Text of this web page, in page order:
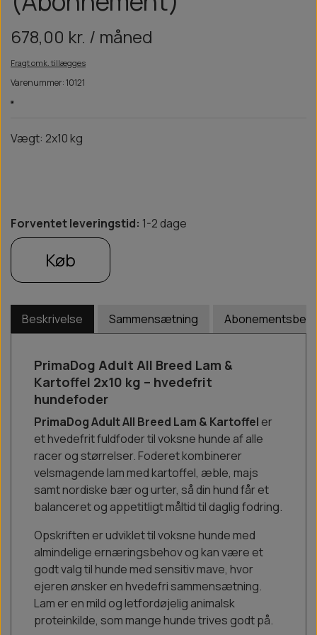
678,00 kr. / måned
Fragt omk. tillægges
Varenummer: 10121
Vægt: 2x10 kg
Forventet leveringstid: 1-2 dage
Køb
Beskrivelse Sammensætning
PrimaDog Adult All Breed Lam &
Kartoffel 2x10 kg – hvedefrit
hundefoder
PrimaDog Adult All Breed Lam & Kartoffel er
et hvedefrit fuldfoder til voksne hunde af alle
racer og størrelser. Foderet kombinerer
velsmagende lam med kartoffel, æble, majs
samt nordiske bær og urter, så din hund får et
balanceret og appetitligt måltid til daglig fodring.
Opskriften er udviklet til voksne hunde med
almindelige ernæringsbehov og kan være et
godt valg til hunde med sensitiv mave, hvor
ejeren ønsker en hvedefri sammensætning.
Lam er en mild og letfordøjelig animalsk
proteinkilde, som mange hunde trives godt på.